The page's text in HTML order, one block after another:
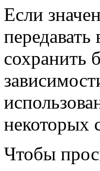
Если
сохранить
некоторых
Чтобы